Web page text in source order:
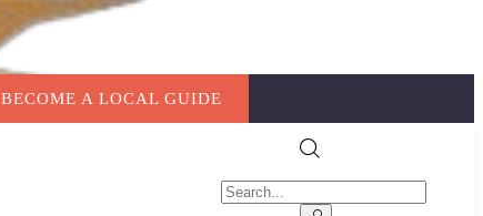
BECOME A LOCAL GUIDE